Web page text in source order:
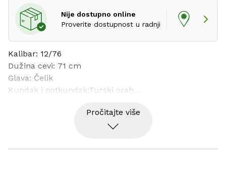
Nije dostupno online
Proverite dostupnost u radnji
Kalibar: 12/76
Dužina cevi: 71 cm
Glava: Čelik
Kundak i potkundak:Turski orah
Jedan selektivni podesivi okidač
Pročitajte više